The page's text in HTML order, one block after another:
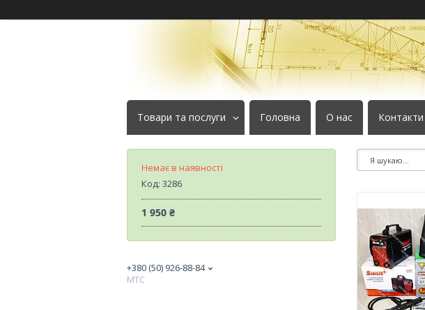
Товари та послуги Головна О нас Контакти
Немає в наявності
Код: 3286
1 950 ₴
+380 (50) 926-88-84
МТС